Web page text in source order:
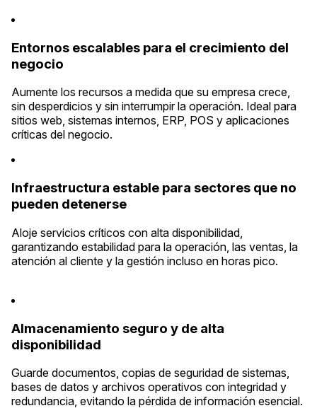
Entornos escalables para el crecimiento del
negocio
Aumente los recursos a medida que su empresa crece,
sin desperdicios y sin interrumpir la operación. Ideal para
sitios web, sistemas internos, ERP, POS y aplicaciones
críticas del negocio.
Infraestructura estable para sectores que no
pueden detenerse
Aloje servicios críticos con alta disponibilidad,
garantizando estabilidad para la operación, las ventas, la
atención al cliente y la gestión incluso en horas pico.
Almacenamiento seguro y de alta
disponibilidad
Guarde documentos, copias de seguridad de sistemas,
bases de datos y archivos operativos con integridad y
redundancia, evitando la pérdida de información esencial.